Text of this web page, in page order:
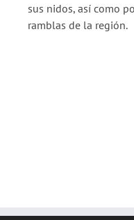
sus nidos, así como
ramblas de la región.